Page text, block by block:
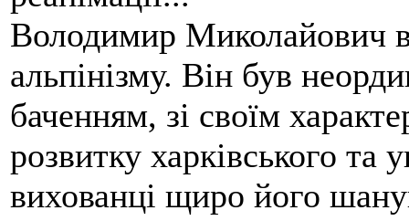
Володимир Миколайович
альпінізму. Він був
баченням, зі своїм
розвитку харківського та
вихованці щиро його